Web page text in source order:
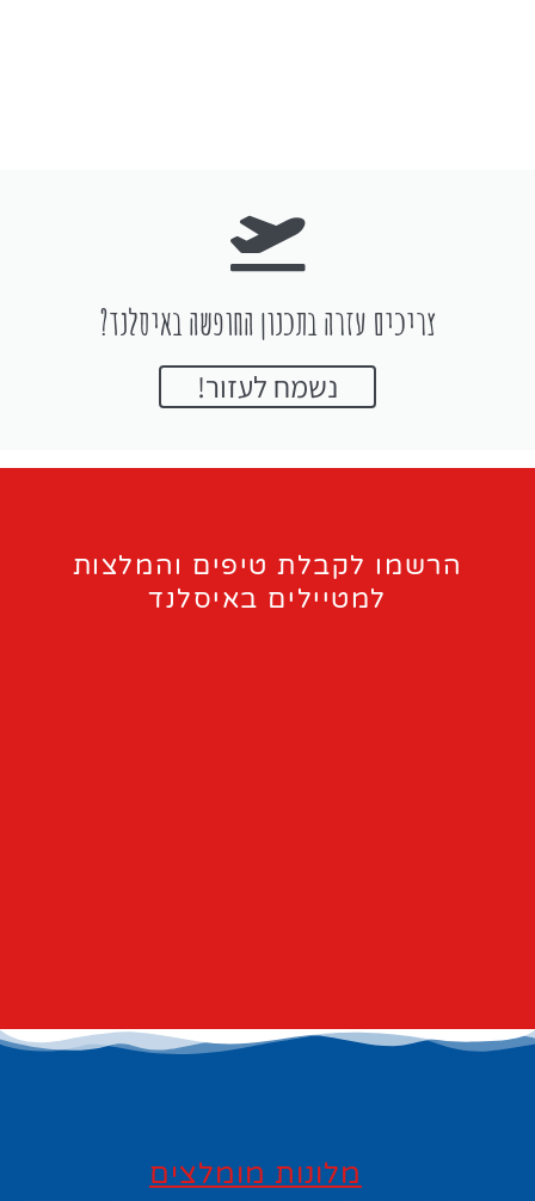
צריכים עזרה בתכנון החופשה באיסלנד?
נשמח לעזור!
הרשמו לקבלת טיפים והמלצות
למטיילים באיסלנד
מלונות מומלצים